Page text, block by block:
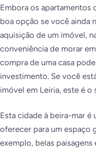
Embora os apartamentos
boa opção se você ainda
aquisição de um imóvel,
conveniência de morar
compra de uma casa
investimento. Se você
imóvel em Leiria, este é o
Esta cidade à beira-mar é
oferecer para um espaço
exemplo, belas paisagens